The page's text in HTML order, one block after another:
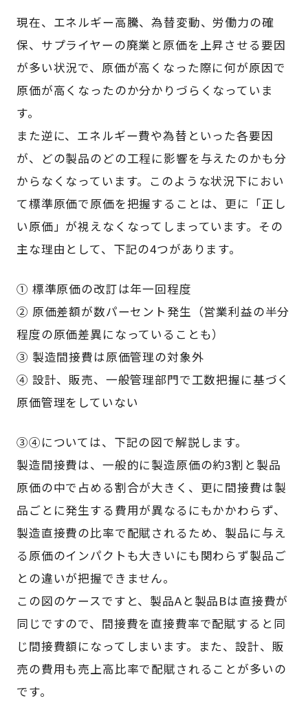
現在、エネルギー高騰、為替変動、労働力の確
保、サプライヤーの廃業と原価を上昇させる要因
が多い状況で、原価が高くなった際に何が原因で
原価が高くなったのか分かりづらくなっていま
す。
また逆に、エネルギー費や為替といった各要因
が、どの製品のどの工程に影響を与えたのかも分
からなくなっています。このような状況下におい
て標準原価で原価を把握することは、更に「正し
い原価」が視えなくなってしまっています。その
主な理由として、下記の4つがあります。
① 標準原価の改訂は年一回程度
② 原価差額が数パーセント発生（営業利益の半分
程度の原価差異になっていることも）
③ 製造間接費は原価管理の対象外
④ 設計、販売、一般管理部門で工数把握に基づく
原価管理をしていない
③④については、下記の図で解説します。
製造間接費は、一般的に製造原価の約3割と製品
原価の中で占める割合が大きく、更に間接費は製
品ごとに発生する費用が異なるにもかかわらず、
製造直接費の比率で配賦されるため、製品に与え
る原価のインパクトも大きいにも関わらず製品ご
との違いが把握できません。
この図のケースですと、製品Aと製品Bは直接費が
同じですので、間接費を直接費率で配賦すると同
じ間接費額になってしまいます。また、設計、販
売の費用も売上高比率で配賦されることが多いの
です。